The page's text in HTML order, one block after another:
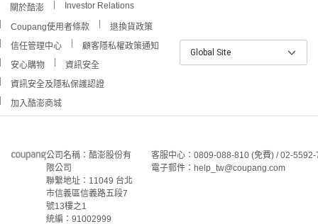
關於酷澎 Investor Relations
Coupang使用者條款
退換貨政策
信任管理中心
顧客隱私權政策通知
安心購物
資訊安全
資訊安全及隱私保護認證
加入酷澎商城
Global Site
公司名稱：酷澎股份有
限公司
聯繫地址：11049 台北
市信義區信義路五段7
號13樓之1
統編：91002999
客服中心：0809-088-810 (免費) / 02-
電子郵件：help_tw@coupang.com